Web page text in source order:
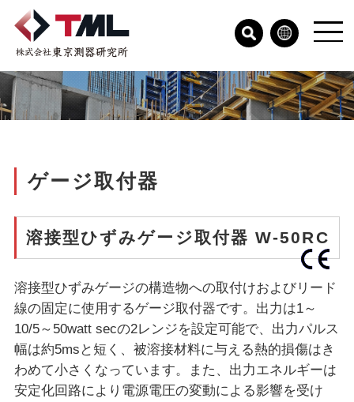
ゲージ取付器
溶接型ひずみゲージ取付器 W-50RC
溶接型ひずみゲージの構造物への取付けおよびリード
線の固定に使用するゲージ取付器です。出力は1～
10/5～50watt secの2レンジを設定可能で、出力パルス
幅は約5msと短く、被溶接材料に与える熱的損傷はき
わめて小さくなっています。また、出力エネルギーは
安定化回路により電源電圧の変動による影響を受け